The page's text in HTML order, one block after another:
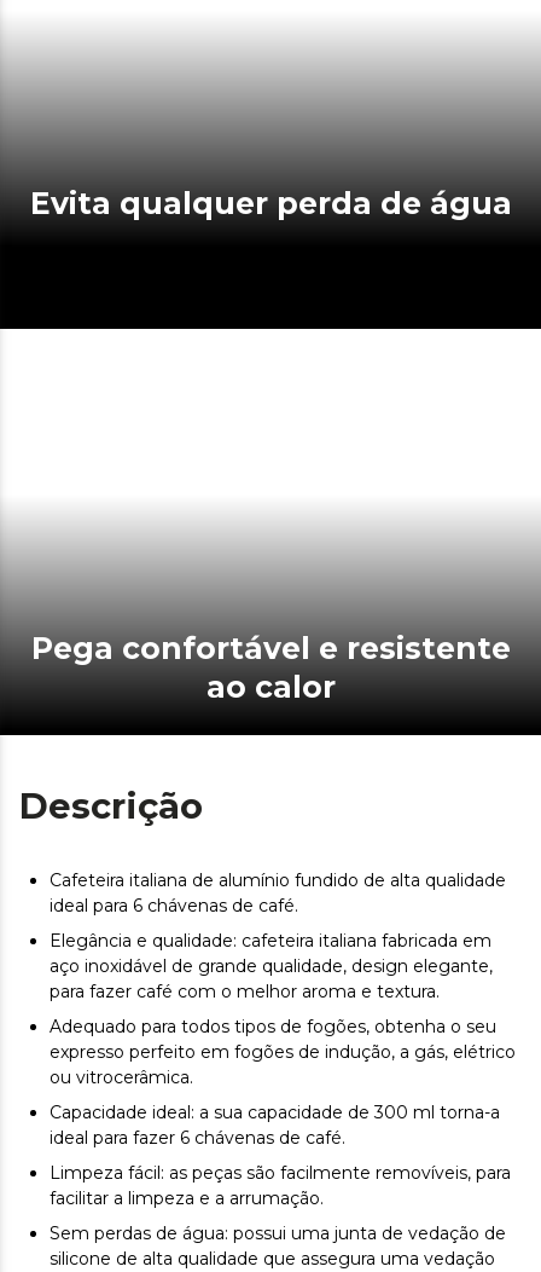
Evita qualquer perda de água
Pega confortável e resistente
ao calor
Descrição
Cafeteira italiana de alumínio fundido de alta qualidade
ideal para 6 chávenas de café.
Elegância e qualidade: cafeteira italiana fabricada em
aço inoxidável de grande qualidade, design elegante,
para fazer café com o melhor aroma e textura.
Adequado para todos tipos de fogões, obtenha o seu
expresso perfeito em fogões de indução, a gás, elétrico
ou vitrocerâmica.
Capacidade ideal: a sua capacidade de 300 ml torna-a
ideal para fazer 6 chávenas de café.
Limpeza fácil: as peças são facilmente removíveis, para
facilitar a limpeza e a arrumação.
Sem perdas de água: possui uma junta de vedação de
silicone de alta qualidade que assegura uma vedação